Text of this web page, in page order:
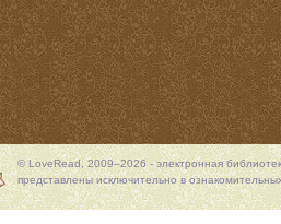
© LoveRead, 2009–2026 - электронная
представлены исключительно в